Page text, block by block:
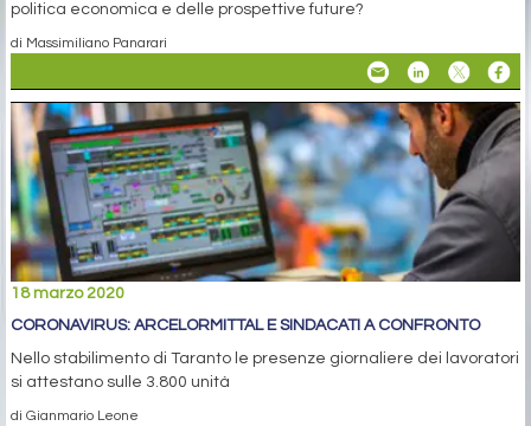
politica economica e delle prospettive future?
di Massimiliano Panarari
18 marzo 2020
CORONAVIRUS: ARCELORMITTAL E SINDACATI A CONFRONTO
Nello stabilimento di Taranto le presenze giornaliere dei lavoratori
si attestano sulle 3.800 unità
di Gianmario Leone